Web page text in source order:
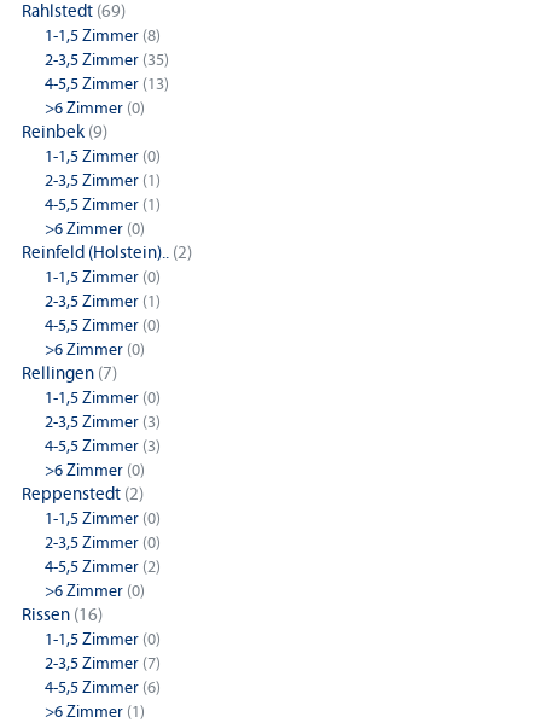
Rahlstedt (69)
1-1,5 Zimmer (8)
2-3,5 Zimmer (35)
4-5,5 Zimmer (13)
>6 Zimmer (0)
Reinbek (9)
1-1,5 Zimmer (0)
2-3,5 Zimmer (1)
4-5,5 Zimmer (1)
>6 Zimmer (0)
Reinfeld (Holstein).. (2)
1-1,5 Zimmer (0)
2-3,5 Zimmer (1)
4-5,5 Zimmer (0)
>6 Zimmer (0)
Rellingen (7)
1-1,5 Zimmer (0)
2-3,5 Zimmer (3)
4-5,5 Zimmer (3)
>6 Zimmer (0)
Reppenstedt (2)
1-1,5 Zimmer (0)
2-3,5 Zimmer (0)
4-5,5 Zimmer (2)
>6 Zimmer (0)
Rissen (16)
1-1,5 Zimmer (0)
2-3,5 Zimmer (7)
4-5,5 Zimmer (6)
>6 Zimmer (1)